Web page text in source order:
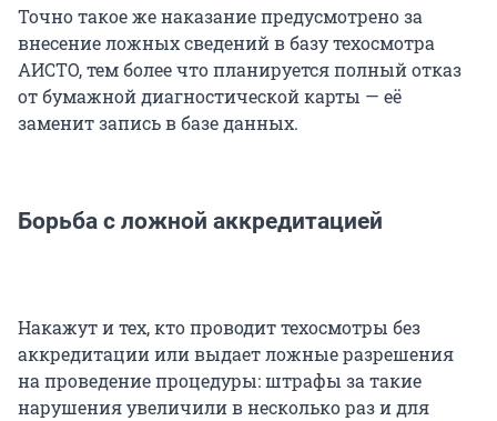
Точно такое же наказание предусмотрено за
внесение ложных сведений в базу техосмотра
АИСТО, тем более что планируется полный отказ
от бумажной диагностической карты — её
заменит запись в базе данных.
Борьба с ложной аккредитацией
Накажут и тех, кто проводит техосмотры без
аккредитации или выдает ложные разрешения
на проведение процедуры: штрафы за такие
нарушения увеличили в несколько раз и для